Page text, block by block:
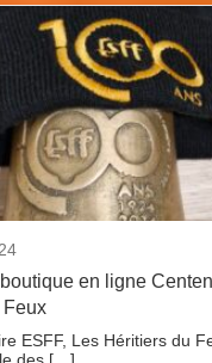
en ligne
Feux
ESFF, Les Héritiers du